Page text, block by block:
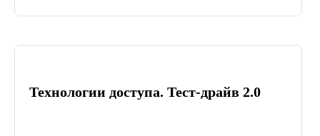
Технологии доступа. Тест-драйв 2.0